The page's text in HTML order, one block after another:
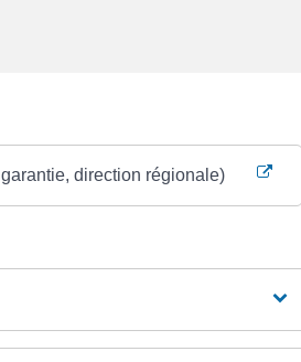
direction régionale)